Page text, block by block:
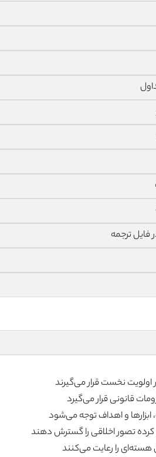
فایل ترجمه
اولویت نخست قرار می‌گیرند
قانونی قرار می‌گیرد
ابزارها و اهداف توجه می‌شود
کرده تصور اخلاقی را گسترش دهند
هسته‌ای را رعایت می‌کنند